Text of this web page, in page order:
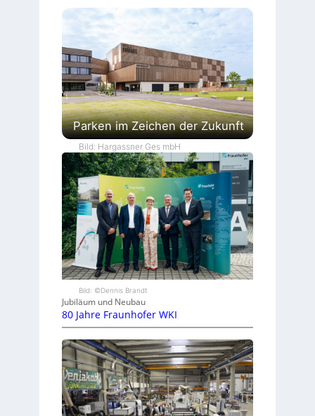
Parken im Zeichen der Zukunft
Bild: Hargassner Ges mbH
Bild: ©Dennis Brandt
Jubiläum und Neubau
80 Jahre Fraunhofer WKI